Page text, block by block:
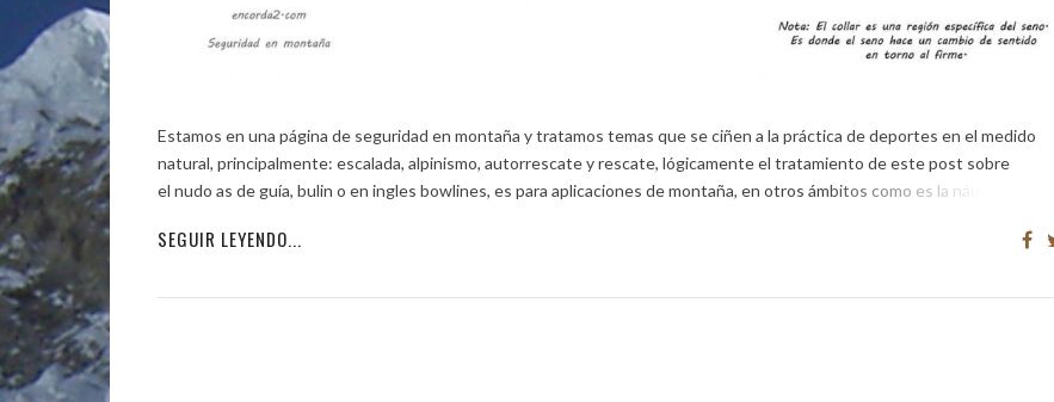
Estamos en una página de seguridad en montaña y tratamos temas que se ciñen a la práctica de deportes en el medido
natural, principalmente: escalada, alpinismo, autorrescate y rescate, lógicamente el tratamiento de este post sobre
el nudo as de guía, bulin o en ingles bowlines, es para aplicaciones de montaña, en otros ámbitos como es la náutica, […]
SEGUIR LEYENDO...